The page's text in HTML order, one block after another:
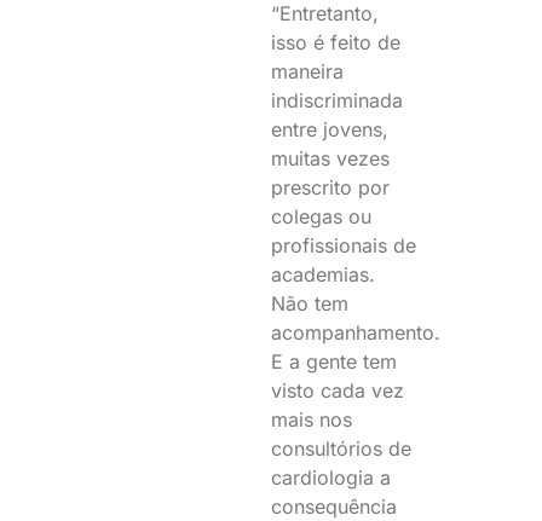
“Entretanto,
isso é feito de
maneira
indiscriminada
entre jovens,
muitas vezes
prescrito por
colegas ou
profissionais de
academias.
Não tem
acompanhamento.
E a gente tem
visto cada vez
mais nos
consultórios de
cardiologia a
consequência